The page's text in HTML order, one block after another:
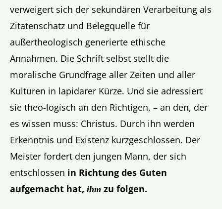
verweigert sich der sekundären Verarbeitung als
Zitatenschatz und Belegquelle für
außertheologisch generierte ethische
Annahmen. Die Schrift selbst stellt die
moralische Grundfrage aller Zeiten und aller
Kulturen in lapidarer Kürze. Und sie adressiert
sie theo-logisch an den Richtigen, – an den, der
es wissen muss: Christus. Durch ihn werden
Erkenntnis und Existenz kurzgeschlossen. Der
Meister fordert den jungen Mann, der sich
entschlossen in Richtung des Guten
aufgemacht hat, ihm zu folgen.